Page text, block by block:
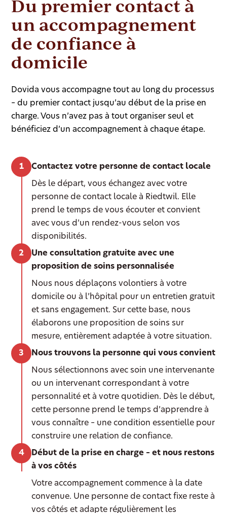
Du premier contact à
un accompagnement
de confiance à
domicile
Dovida vous accompagne tout au long du processus
– du premier contact jusqu’au début de la prise en
charge. Vous n’avez pas à tout organiser seul et
bénéficiez d’un accompagnement à chaque étape.
Contactez votre personne de contact locale
Dès le départ, vous échangez avec votre
personne de contact locale à Riedtwil. Elle
prend le temps de vous écouter et convient
avec vous d’un rendez-vous selon vos
disponibilités.
Une consultation gratuite avec une
proposition de soins personnalisée
Nous nous déplaçons volontiers à votre
domicile ou à l’hôpital pour un entretien gratuit
et sans engagement. Sur cette base, nous
élaborons une proposition de soins sur
mesure, entièrement adaptée à votre situation.
Nous trouvons la personne qui vous convient
Nous sélectionnons avec soin une intervenante
ou un intervenant correspondant à votre
personnalité et à votre quotidien. Dès le début,
cette personne prend le temps d’apprendre à
vous connaître – une condition essentielle pour
construire une relation de confiance.
Début de la prise en charge – et nous restons
à vos côtés
Votre accompagnement commence à la date
convenue. Une personne de contact fixe reste à
vos côtés et adapte régulièrement les